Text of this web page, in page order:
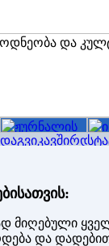
მიღებული
და